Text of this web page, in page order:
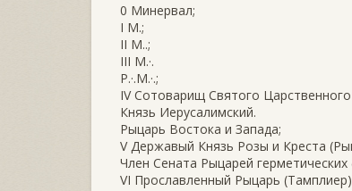
0 Минервал;
I M.;
II M..;
III M.·.
P.·.M.·.;
IV Сотоварищ Святого
Князь Иерусалимский.
Рыцарь Востока и Запада;
V Державый Князь Розы и Креста
Член Сената Рыцарей
VI Прославленный Рыцарь